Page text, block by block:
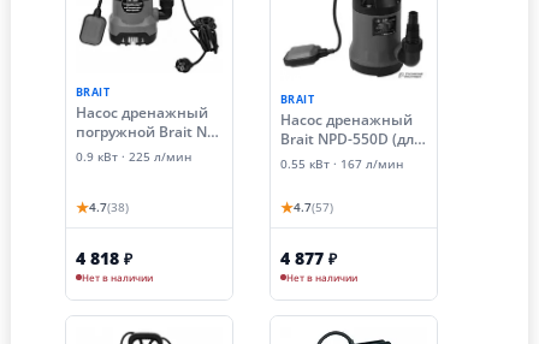
BRAIT
Насос дренажный
погружной Brait ND-
900D (0.9 кВт,
0.9 кВт · 225 л/мин
★4.7(38)
4 818 ₽
Нет в наличии
BRAIT
Насос дренажный
Brait NPD-550D (для
грязной воды)
0.55 кВт · 167 л/мин
★4.7(57)
4 877 ₽
Нет в наличии